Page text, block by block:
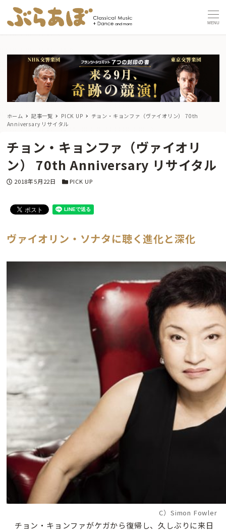
MENU
ホーム 記事一覧 PICK UP
チョン・キョンファ（ヴァイオリン） 70th
Anniversary リサイタル
チョン・キョンファ（ヴァイオリ
ン） 70th Anniversary リサイタル
投稿日
2018年5月22日 カテゴリー
PICK UP
ヴァイオリン・ソナタに聴く進化と深化
C）Simon Fowler
チョン・キョンファがケガから復帰し、久しぶりに来日